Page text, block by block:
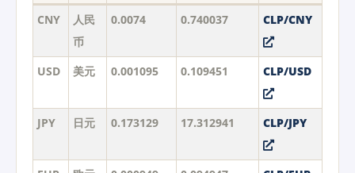
CNY
人民
币
0.0074 0.740037 CLP/CNY
USD 美元 0.001095 0.109451 CLP/USD
JPY 日元 0.173129 17.312941 CLP/JPY